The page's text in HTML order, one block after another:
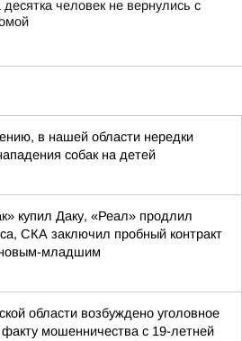
человек не вернулись с
в нашей области нередки
собак на детей
купил Даку, «Реал» продлил
СКА заключил пробный контракт
младшим
области возбуждено уголовное
мошенничества с 19-летней